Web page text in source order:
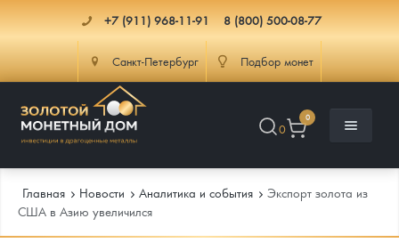
+7 (911) 968-11-91 8 (800) 500-08-77
Санкт-Петербург Подбор монет
0
0
Главная Новости Аналитика и события
Экспорт золота из
США в Азию увеличился